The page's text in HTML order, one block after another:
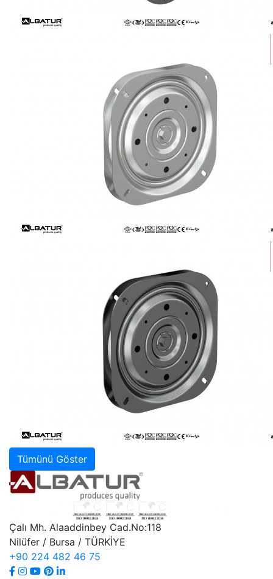
Tümünü Göster
Çalı Mh. Alaaddinbey Cad.No:118
Nilüfer / Bursa / TÜRKİYE
+90 224 482 46 75